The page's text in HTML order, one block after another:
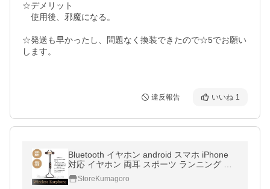
☆デメリット
使用後、邪魔になる。
☆発送も早かったし、問題なく換装できたので☆5でお願い
します。
違反報告 いいね 1
Bluetooth イヤホン android スマホ iPhone
対応 イヤホン 両耳 スポーツ ランニング ス
テレオ カナル型 通話 イヤホンマイク ワイヤ
レス 高音質 防汗 k522
StoreKumagoro